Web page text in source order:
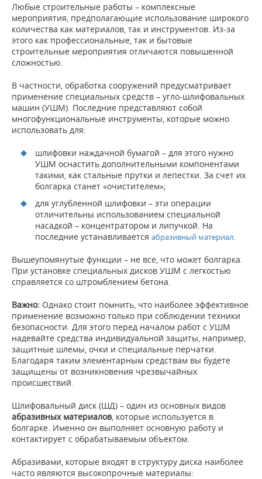
Любые строительные работы – комплексные
мероприятия, предполагающие использование широкого
количества как материалов, так и инструментов. Из-за
этого как профессиональные, так и бытовые
строительные мероприятия отличаются повышенной
сложностью.
В частности, обработка сооружений предусматривает
применение специальных средств – угло-шлифовальных
машин (УШМ). Последние представляют собой
многофункциональные инструменты, которые можно
использовать для:
шлифовки наждачной бумагой – для этого нужно
УШМ оснастить дополнительными компонентами
такими, как стальные прутки и лепестки. За счет их
болгарка станет «очистителем»;
для углубленной шлифовки – эти операции
отличительны использованием специальной
насадкой – концентратором и липучкой. На
последние устанавливается абразивный материал
Вышеупомянутые функции – не все, что может болгарка.
При установке специальных дисков УШМ с легкостью
справляется со штромблением бетона.
Важно: Однако стоит помнить, что наиболее эффективное
применение возможно только при соблюдении техники
безопасности. Для этого перед началом работ с УШМ
надевайте средства индивидуальной защиты, например,
защитные шлемы, очки и специальные перчатки.
Благодаря таким элементарным средствам вы будете
защищены от возникновения чрезвычайных
происшествий.
Шлифовальный диск (ШД) – один из основных видов
абразивных материалов , которые используется в
болгарке. Именно он выполняет основную работу и
контактирует с обрабатываемым объектом.
Абразивами, которые входят в структуру диска наиболее
часто являются высокопрочные материалы: